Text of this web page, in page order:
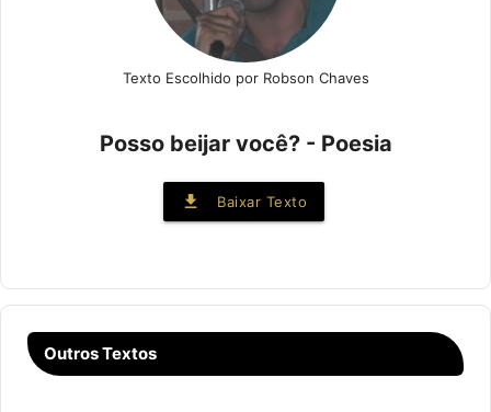
Texto Escolhido por Robson Chaves
Posso beijar você? - Poesia
file_download Baixar Texto
Outros Textos